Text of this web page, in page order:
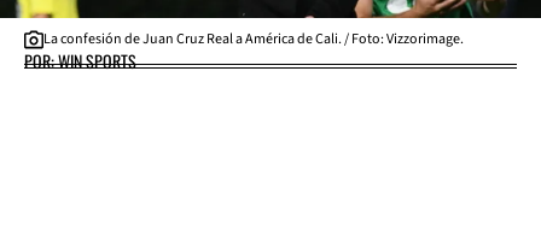
La confesión de Juan Cruz Real a América de Cali. / Foto: Vizzorimage.
POR: WIN SPORTS